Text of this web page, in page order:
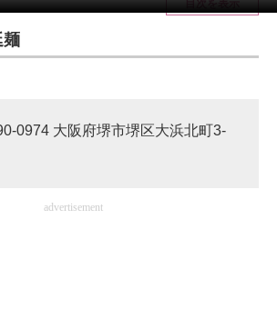
合ページ
す
イスの未来
のヒント
目次を表示
麺
0974 大阪府堺市堺区大浜北町3-
advertisement